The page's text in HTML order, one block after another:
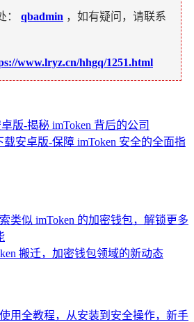
qbadmin ，如有疑问，请联系
www.lryz.cn/hhgq/1251.html
版-揭秘 imToken 背后的公司
载安卓版-保障 imToken 安全的全面指
类似 imToken 的加密钱包，解锁更多
搬迁，加密钱包领域的新动态
使用全教程，从安装到安全操作，新手